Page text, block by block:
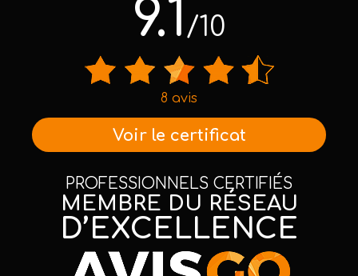
9.1 /10
8 avis
Voir le certificat
PROFESSIONNELS CERTIFIÉS
MEMBRE DU RÉSEAU
D’EXCELLENCE